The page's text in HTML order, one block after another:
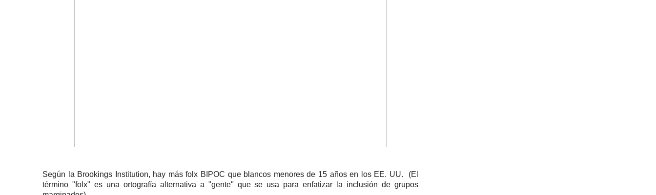
Según la Brookings Institution, hay más folx BIPOC que blancos menores de 15 años en los EE. UU.
(El
término "folx" es una ortografía alternativa a "gente" que se usa para enfatizar la inclusión de grupos